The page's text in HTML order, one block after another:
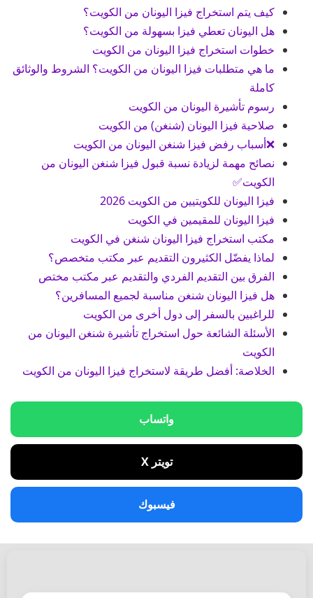
كيف يتم استخراج فيزا اليونان من الكويت؟
هل اليونان تعطي فيزا بسهولة من الكويت؟
خطوات استخراج فيزا اليونان من الكويت
ما هي متطلبات فيزا اليونان من الكويت؟ الشروط والوثائق
كاملة
رسوم تأشيرة اليونان من الكويت
صلاحية فيزا اليونان (شنغن) من الكويت
❌أسباب رفض فيزا شنغن اليونان من الكويت
نصائح مهمة لزيادة نسبة قبول فيزا شنغن اليونان من
الكويت✅
فيزا اليونان للكويتيين من الكويت 2026
فيزا اليونان للمقيمين في الكويت
مكتب استخراج فيزا اليونان شنغن في الكويت
لماذا يفضّل الكثيرون التقديم عبر مكتب متخصص؟
الفرق بين التقديم الفردي والتقديم عبر مكتب مختص
هل فيزا اليونان شنغن مناسبة لجميع المسافرين؟
للراغبين بالسفر إلى دول أخرى من الكويت
الأسئلة الشائعة حول استخراج تأشيرة شنغن اليونان من
الكويت
الخلاصة: أفضل طريقة لاستخراج فيزا اليونان من الكويت
واتساب
تويتر X
فيسبوك